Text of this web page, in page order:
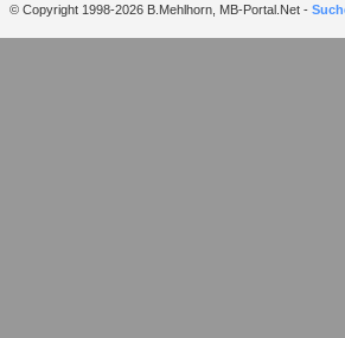
© Copyright 1998-2026 B.Mehlhorn, MB-Portal.Net -